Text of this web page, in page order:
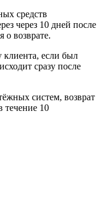
средств
через 10 дней после
о возврате.
клиента, если был
сразу после
систем, возврат
течение 10